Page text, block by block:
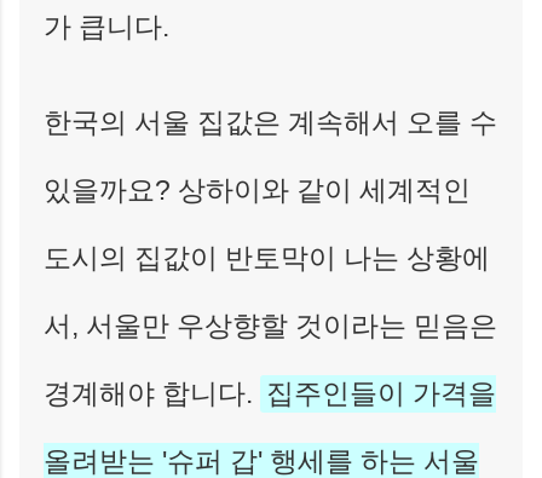
가 큽니다.
한국의 서울 집값은 계속해서 오를 수
있을까요? 상하이와 같이 세계적인
도시의 집값이 반토막이 나는 상황에
서, 서울만 우상향할 것이라는 믿음은
경계해야 합니다. 집주인들이 가격을
올려받는 '슈퍼 갑' 행세를 하는 서울